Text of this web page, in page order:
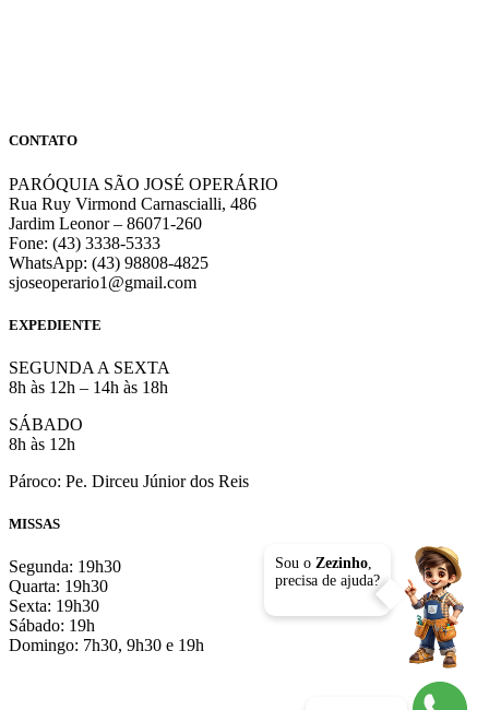
CONTATO
PARÓQUIA SÃO JOSÉ OPERÁRIO
Rua Ruy Virmond Carnascialli, 486
Jardim Leonor – 86071-260
Fone: (43) 3338-5333
WhatsApp: (43) 98808-4825
sjoseoperario1@gmail.com
EXPEDIENTE
SEGUNDA A SEXTA
8h às 12h – 14h às 18h
SÁBADO
8h às 12h
Pároco: Pe. Dirceu Júnior dos Reis
MISSAS
Segunda: 19h30
Quarta: 19h30
Sexta: 19h30
Sábado: 19h
Domingo: 7h30, 9h30 e 19h
Sou o Zezinho,
precisa de ajuda?